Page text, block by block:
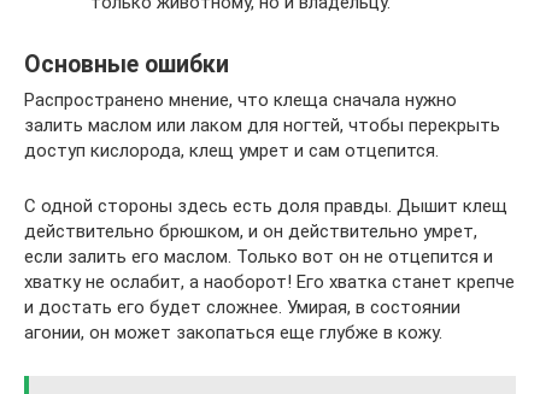
Основные ошибки
Распространено мнение, что клеща сначала нужно
залить маслом или лаком для ногтей, чтобы перекрыть
доступ кислорода, клещ умрет и сам отцепится.
С одной стороны здесь есть доля правды. Дышит клещ
действительно брюшком, и он действительно умрет,
если залить его маслом. Только вот он не отцепится и
хватку не ослабит, а наоборот! Его хватка станет крепче
и достать его будет сложнее. Умирая, в состоянии
агонии, он может закопаться еще глубже в кожу.